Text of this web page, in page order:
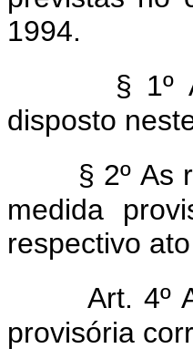
1994.
§ 1º
disposto
§ 2º As
medida
respectivo
Art. 4º
provisória